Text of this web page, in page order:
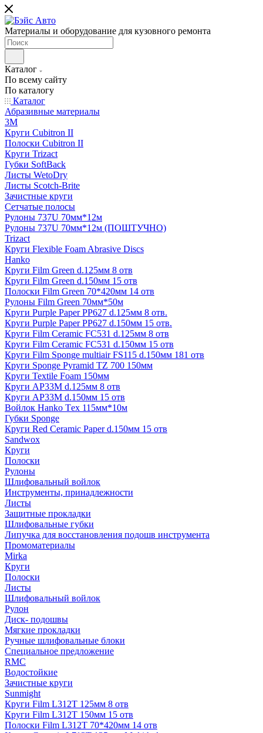
Материалы и оборудование для кузовного ремонта
Каталог
По всему сайту
По каталогу
Каталог
Абразивные материалы
3M
Круги Cubitron II
Полоски Cubitron II
Круги Trizact
Губки SoftBack
Листы WetoDry
Листы Scotch-Brite
Зачистные круги
Сетчатые полосы
Рулоны 737U 70мм*12м
Рулоны 737U 70мм*12м (ПОШТУЧНО)
Trizact
Круги Flexible Foam Abrasive Discs
Hanko
Круги Film Green d.125мм 8 отв
Круги Film Green d.150мм 15 отв
Полоски Film Green 70*420мм 14 отв
Рулоны Film Green 70мм*50м
Круги Purple Paper PP627 d.125мм 8 отв.
Круги Purple Paper PP627 d.150мм 15 отв.
Круги Film Ceramic FC531 d.125мм 8 отв
Круги Film Ceramic FC531 d.150мм 15 отв
Круги Film Sponge multiair FS115 d.150мм 181 отв
Круги Sponge Pyramid TZ 700 150мм
Круги Textile Foam 150мм
Круги AP33M d.125мм 8 отв
Круги AP33M d.150мм 15 отв
Войлок Hanko Tех 115мм*10м
Губки Sponge
Круги Red Ceramic Paper d.150мм 15 отв
Sandwox
Круги
Полоски
Рулоны
Шлифовальный войлок
Инструменты, принадлежности
Листы
Защитные прокладки
Шлифовальные губки
Липучка для восстановления подошв инструмента
Промоматериалы
Mirka
Круги
Полоски
Листы
Шлифовальный войлок
Рулон
Диск- подошвы
Мягкие прокладки
Ручные шлифовальные блоки
Специальное предложение
RMC
Водостойкие
Зачистные круги
Sunmight
Круги Film L312T 125мм 8 отв
Круги Film L312T 150мм 15 отв
Полоски Film L312T 70*420мм 14 отв